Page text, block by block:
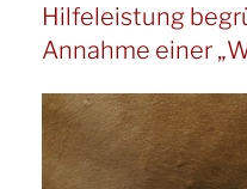
Hilfeleistung
Annahme einer